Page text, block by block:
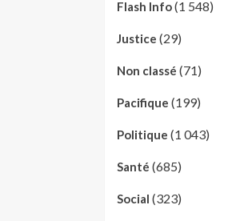
Flash Info(1 548)
Justice (29)
Non classé (71)
Pacifique (199)
Politique (1 043)
Santé (685)
Social (323)